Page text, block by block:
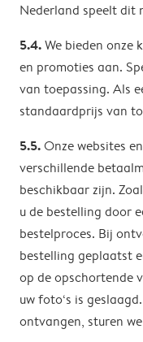
Nederland speelt dit
5.4.We bieden onze
en promoties aan.
van toepassing. Als
standaardprijs van
5.5.Onze websites
verschillende
beschikbaar zijn.
u de bestelling door
bestelproces. Bij
bestelling geplaatst
op de opschortende
uw foto‘s is
ontvangen, sturen